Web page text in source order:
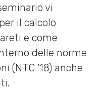
vi
il calcolo
e come
delle norme
(NTC ’18) anche